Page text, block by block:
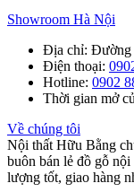
Showroom Hà Nội
Địa chỉ: Đường
Điện thoại:
Hotline: 0902
Thời gian mở
Về chúng tôi
Nội thất Hữu Bằng
buôn bán lẻ đồ gỗ
lượng tốt, giao hàng